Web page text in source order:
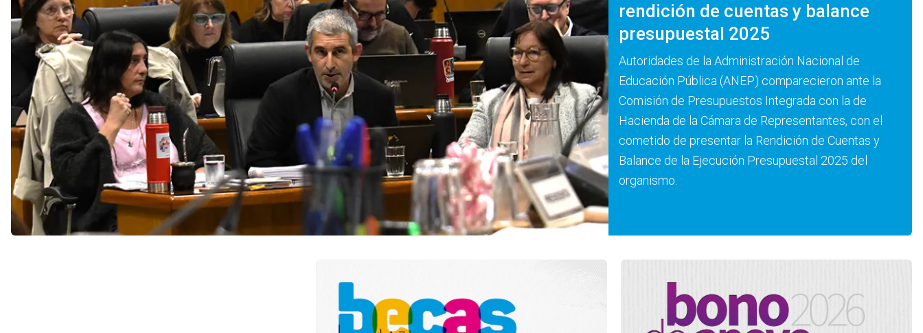
rendición de cuentas y balance
presupuestal 2025
Autoridades de la Administración Nacional de
Educación Pública (ANEP) comparecieron ante la
Comisión de Presupuestos Integrada con la de
Hacienda de la Cámara de Representantes, con el
cometido de presentar la Rendición de Cuentas y
Balance de la Ejecución Presupuestal 2025 del
organismo.